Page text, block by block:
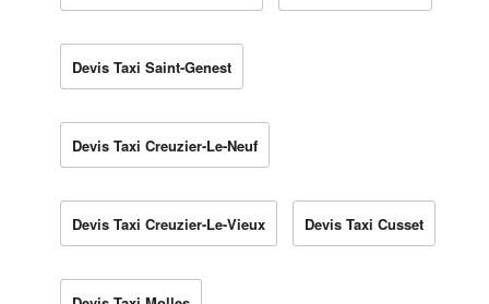
Devis Taxi Saint-Genest
Devis Taxi Creuzier-Le-Neuf
Devis Taxi Creuzier-Le-Vieux Devis Taxi Cusset